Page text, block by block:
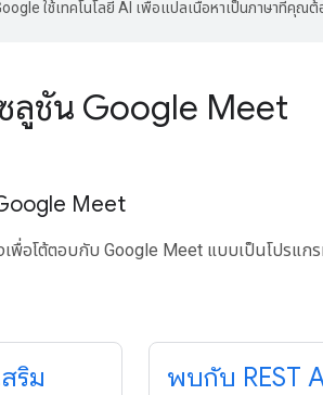
ใช้เทคโนโลยี AI เพื่อแปลเนื้อหาเป็นภาษาที่คุณ
ลูชัน Google Meet
Meet
เพื่อโต้ตอบกับ Google Meet แบบเป็นโปรแก
ริม
พบกับ REST